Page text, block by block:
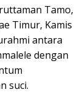
Tamo,
Timur, Kamis
antara
dengan
suci.